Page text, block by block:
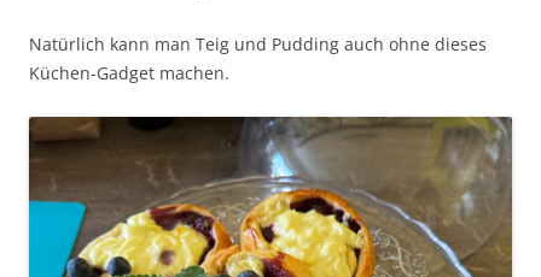
Natürlich kann man Teig und Pudding auch ohne dieses
Küchen-Gadget machen.